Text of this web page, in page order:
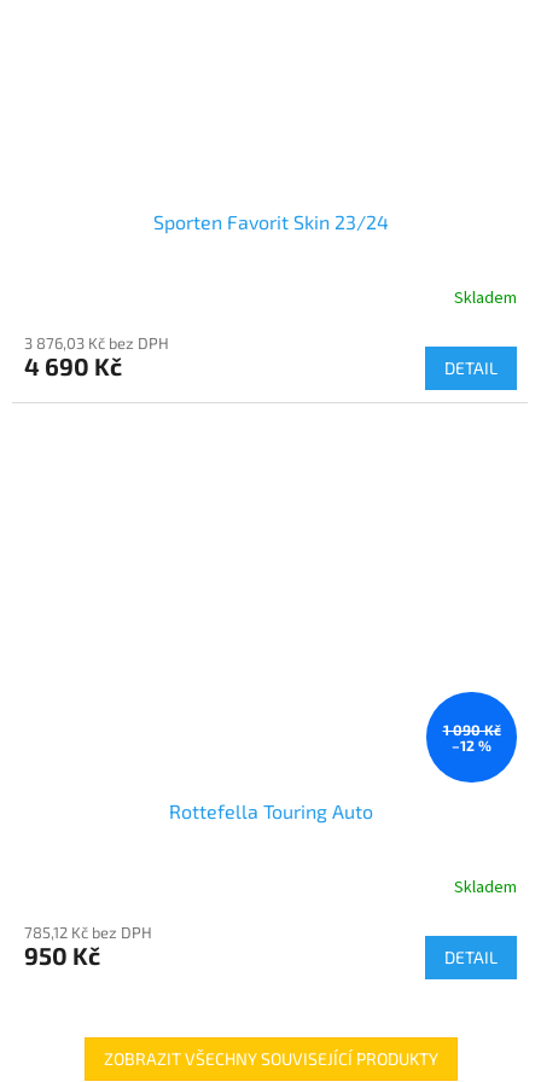
Sporten Favorit Skin 23/24
Skladem
3 876,03 Kč bez DPH
4 690 Kč DETAIL
1 090 Kč
–12 %
Rottefella Touring Auto
Skladem
785,12 Kč bez DPH
950 Kč DETAIL
ZOBRAZIT VŠECHNY SOUVISEJÍCÍ PRODUKTY